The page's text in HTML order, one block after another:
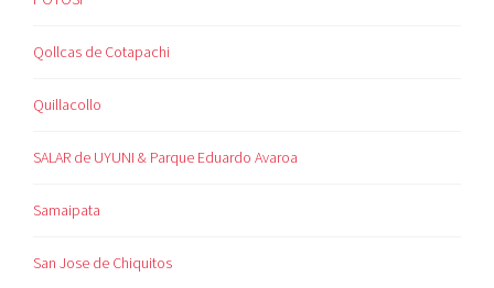
Qollcas de Cotapachi
Quillacollo
SALAR de UYUNI & Parque Eduardo Avaroa
Samaipata
San Jose de Chiquitos